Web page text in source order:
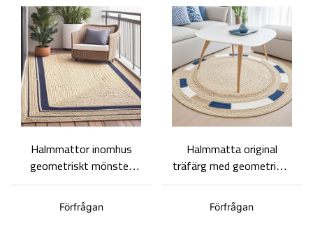
Halmmattor inomhus
geometriskt mönster
pastoral stil hotell
homestay atmosfär
artefakt
Förfrågan
Halmmatta original
träfärg med geometriskt
färgschema, enkelt och
snyggt, stöder ODM och
OEM
Förfrågan